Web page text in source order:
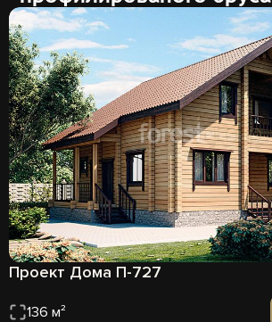
Проект Дома П-727
136 м²